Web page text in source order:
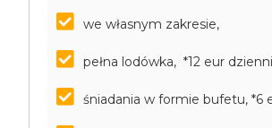
we własnym zakresie,
pełna lodówka, *12 eur
śniadania w formie bufetu, *6